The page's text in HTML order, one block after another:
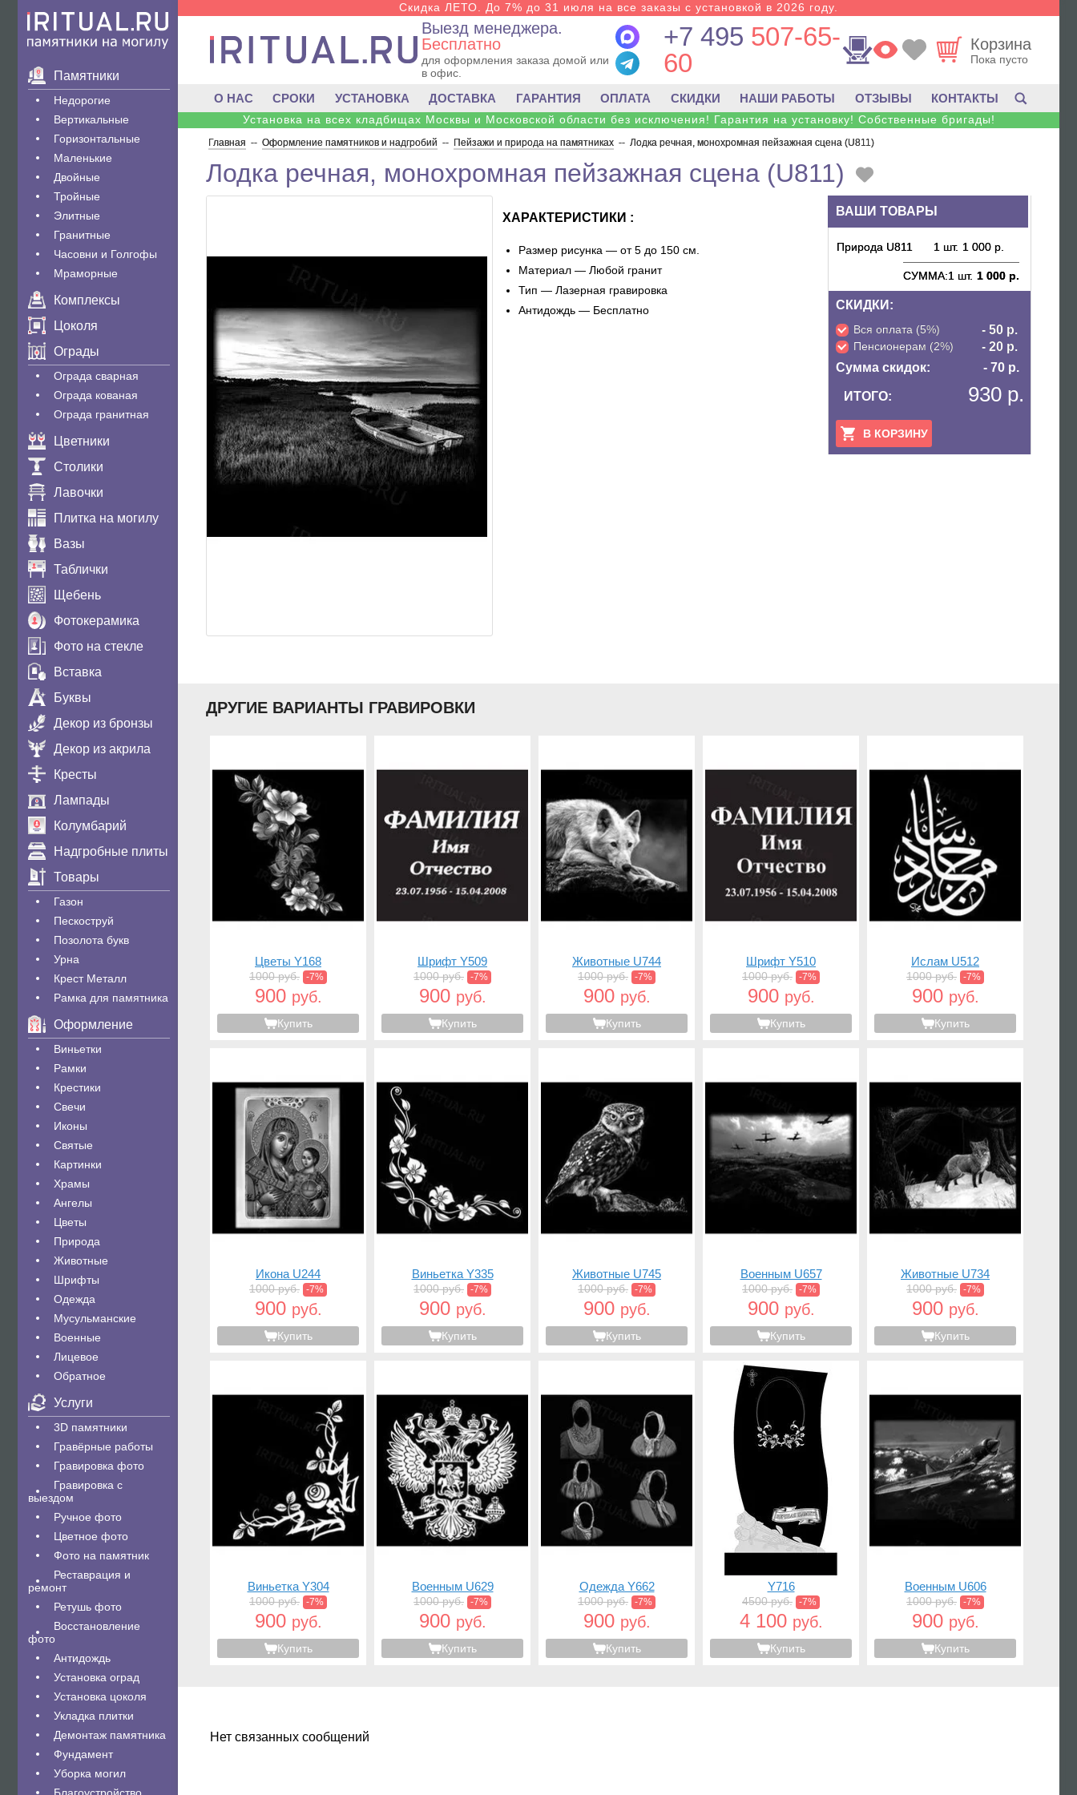
Памятники
Недорогие
Вертикальные
Горизонтальные
Маленькие
Двойные
Тройные
Элитные
Гранитные
Часовни и Голгофы
Мраморные
Комплексы
Цоколя
Ограды
Ограда сварная
Ограда кованая
Ограда гранитная
Цветники
Столики
Лавочки
Плитка на могилу
Вазы
Таблички
Щебень
Фотокерамика
Фото на стекле
Вставка
Буквы
Декор из бронзы
Декор из акрила
Кресты
Лампады
Колумбарий
Надгробные плиты
Товары
Газон
Пескоструй
Позолота букв
Урна
Крест Металл
Рамка для памятника
Оформление
Виньетки
Рамки
Крестики
Свечи
Иконы
Святые
Картинки
Храмы
Ангелы
Цветы
Природа
Животные
Шрифты
Одежда
Мусульманские
Военные
Лицевое
Обратное
Услуги
3D памятники
Гравëрные работы
Гравировка фото
Гравировка с
выездом
Ручное фото
Цветное фото
Фото на памятник
Реставрация и
ремонт
Ретушь фото
Восстановление
фото
Антидождь
Установка оград
Установка цоколя
Укладка плитки
Демонтаж памятника
Фундамент
Уборка могил
Скидка ЛЕТО. До 7% до 31 июля на все заказы с установкой в 2026 году.
Выезд менеджера.
Бесплатно
для оформления заказа домой или
в офис.
+7 495 507-65-
60
Корзина
Пока пусто
О НАС СРОКИ УСТАНОВКА ДОСТАВКА ГАРАНТИЯ ОПЛАТА СКИДКИ НАШИ РАБОТЫ ОТЗЫВЫ КОНТАКТЫ
Установка на всех кладбищах Москвы и Московской области без исключения! Гарантия на установку! Собственные бригады!
Главная -- Оформление памятников и надгробий -- Пейзажи и природа на памятниках -- Лодка речная, монохромная пейзажная сцена (U811)
Лодка речная, монохромная пейзажная сцена (U811)
ВАШИ ТОВАРЫ
Природа U811 1 шт. 1 000 р.
СУММА:1 шт. 1 000 р.
СКИДКИ:
Вся оплата (5%) - 50 р.
Пенсионерам (2%)
- 20 р.
Сумма скидок:
- 70 р.
ИТОГО: 930 р.
В КОРЗИНУ
ХАРАКТЕРИСТИКИ :
Размер рисунка — от 5 до 150 см.
Материал — Любой гранит
Тип — Лазерная гравировка
Антидождь — Бесплатно
ДРУГИЕ ВАРИАНТЫ ГРАВИРОВКИ
Цветы Y168
1000 руб. -7%
900 руб.
Купить
Шрифт Y509
1000 руб. -7%
900 руб.
Купить
Животные U744
1000 руб. -7%
900 руб.
Купить
Шрифт Y510
1000 руб. -7%
900 руб.
Купить
Ислам U512
1000 руб. -7%
900 руб.
Купить
Икона U244
1000 руб. -7%
900 руб.
Купить
Виньетка Y335
1000 руб. -7%
900 руб.
Купить
Животные U745
1000 руб. -7%
900 руб.
Купить
Военным U657
1000 руб. -7%
900 руб.
Купить
Животные U734
1000 руб. -7%
900 руб.
Купить
Виньетка Y304
1000 руб. -7%
900 руб.
Купить
Военным U629
1000 руб. -7%
900 руб.
Купить
Одежда Y662
1000 руб. -7%
900 руб.
Купить
Y716
4500 руб. -7%
4 100 руб.
Купить
Военным U606
1000 руб. -7%
900 руб.
Купить
Нет связанных сообщений